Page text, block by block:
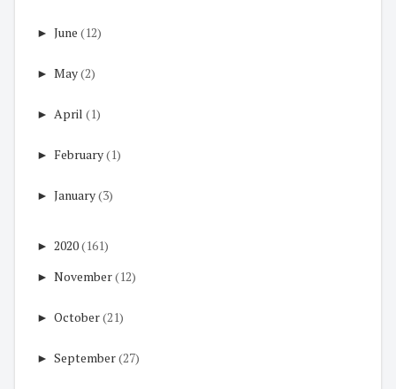
► June (12)
► May(2)
► April (1)
► February(1)
► January(3)
► 2020(161)
► November(12)
► October(21)
► September(27)